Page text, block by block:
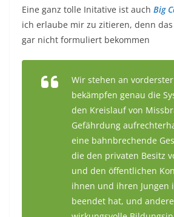
Eine ganz tolle Initative ist auch Big
ich erlaube mir zu zitieren, denn
gar nicht formuliert bekommen
Wir stehen an
bekämpfen genau die
den Kreislauf von
Gefährdung
eine bahnbrechende
die den privaten Besitz
und den öffentlichen
ihnen und ihren Jungen
beendet hat, und andere